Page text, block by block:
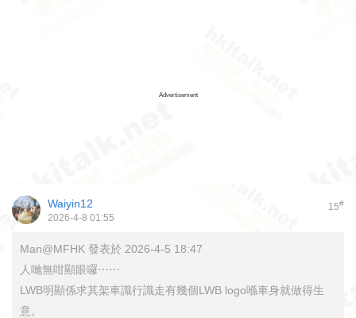
Advertisement
15#
Waiyin12
2026-4-8 01:55
Man@MFHK 發表於 2026-4-5 18:47
人哋無咁顯眼囉⋯⋯
LWB明顯係求其架車識行識走有幾個LWB logo喺車身就做得生
意。